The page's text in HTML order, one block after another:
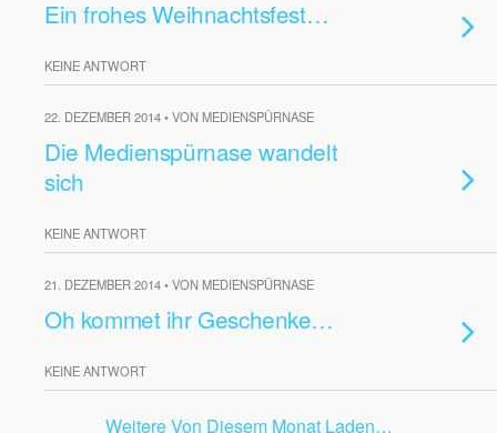
Ein frohes Weihnachtsfest…
KEINE ANTWORT
22. DEZEMBER 2014 • VON MEDIENSPÜRNASE
Die Medienspürnase wandelt
sich
KEINE ANTWORT
21. DEZEMBER 2014 • VON MEDIENSPÜRNASE
Oh kommet ihr Geschenke…
KEINE ANTWORT
Weitere Von Diesem Monat Laden…